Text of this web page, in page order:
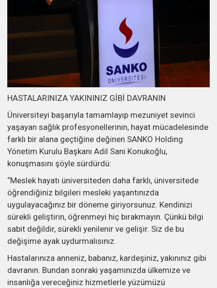
HASTALARINIZA YAKININIZ GİBİ DAVRANIN
Üniversiteyi başarıyla tamamlayıp mezuniyet sevinci
yaşayan sağlık profesyonellerinin, hayat mücadelesinde
farklı bir alana geçtiğine değinen SANKO Holding
Yönetim Kurulu Başkanı Adil Sani Konukoğlu,
konuşmasını şöyle sürdürdü:
“Meslek hayatı üniversiteden daha farklı, üniversitede
öğrendiğiniz bilgileri mesleki yaşantınızda
uygulayacağınız bir döneme giriyorsunuz. Kendinizi
sürekli geliştirin, öğrenmeyi hiç bırakmayın. Çünkü bilgi
sabit değildir, sürekli yenilenir ve gelişir. Siz de bu
değişime ayak uydurmalısınız.
Hastalarınıza anneniz, babanız, kardeşiniz, yakınınız gibi
davranın. Bundan sonraki yaşamınızda ülkemize ve
insanlığa vereceğiniz hizmetlerle yüzümüzü